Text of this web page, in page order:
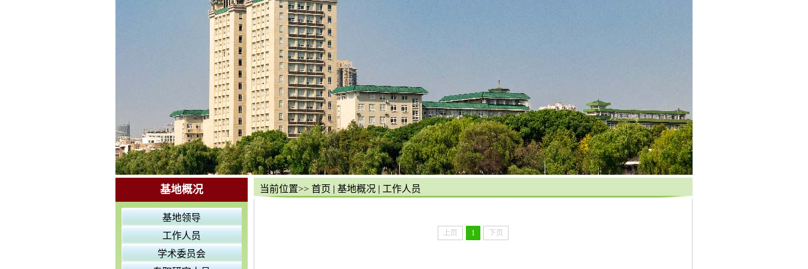
基地概况
基地领导
工作人员
学术委员会
当前位置>> 首页 | 基地概况 | 工作人员
上页 1 下页